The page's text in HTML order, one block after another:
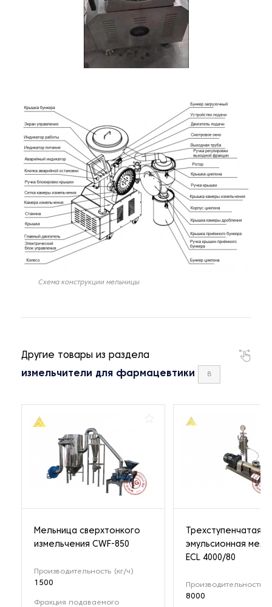
Схема конструкции мельницы
Другие товары из раздела
измельчители для фармацевтики 8
Мельница сверхтонкого
измельчения CWF-850
Производительность (кг/ч)
1500
Фракция подаваемого
Трехступенчатая
эмульсионная
ECL 4000/80
Производительность
8000